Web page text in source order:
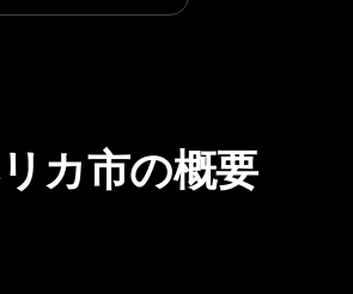
カ市の概要